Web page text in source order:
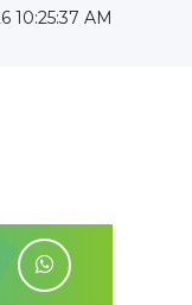
10:25:37 AM